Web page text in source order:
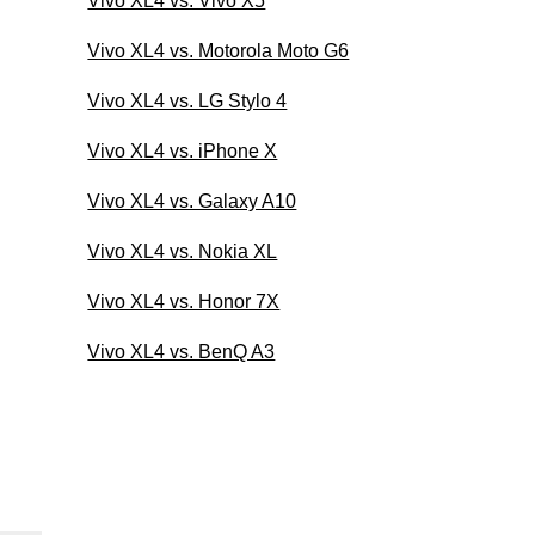
Vivo XL4 vs. Motorola Moto G6
Vivo XL4 vs. LG Stylo 4
Vivo XL4 vs. iPhone X
Vivo XL4 vs. Galaxy A10
Vivo XL4 vs. Nokia XL
Vivo XL4 vs. Honor 7X
Vivo XL4 vs. BenQ A3